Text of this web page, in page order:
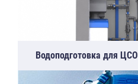
Водоподготовка для ЦСО